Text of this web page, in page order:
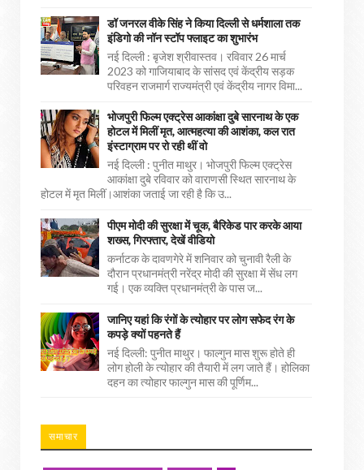
डॉ जनरल वीके सिंह ने किया दिल्ली से धर्मशाला तक
इंडिगो की नॉन स्टॉप फ्लाइट का शुभारंभ
नई दिल्ली : बृजेश श्रीवास्तव। रविवार 26 मार्च
2023 को गाजियाबाद के सांसद एवं केंद्रीय सड़क
परिवहन राजमार्ग राज्यमंत्री एवं केंद्रीय नागर विमा...
भोजपुरी फिल्म एक्ट्रेस आकांक्षा दुबे सारनाथ के एक
होटल में मिलीं मृत, आत्महत्या की आशंका, कल रात
इंस्टाग्राम पर रो रही थीं वो
नई दिल्ली : पुनीत माथुर। भोजपुरी फिल्म एक्ट्रेस
आकांक्षा दुबे रविवार को वाराणसी स्थित सारनाथ के
होटल में मृत मिलीं।आशंका जताई जा रही है कि उ...
पीएम मोदी की सुरक्षा में चूक, बैरिकेड पार करके आया
शख्स, गिरफ्तार, देखें वीडियो
कर्नाटक के दावणगेरे में शनिवार को चुनावी रैली के
दौरान प्रधानमंत्री नरेंद्र मोदी की सुरक्षा में सेंध लग
गई। एक व्यक्ति प्रधानमंत्री के पास ज...
जानिए यहां कि रंगों के त्योहार पर लोग सफेद रंग के
कपड़े क्यों पहनते हैं
नई दिल्ली: पुनीत माथुर। फाल्गुन मास शुरू होते ही
लोग होली के त्योहार की तैयारी में लग जाते हैं। होलिका
दहन का त्योहार फाल्गुन मास की पूर्णिम...
समाचार